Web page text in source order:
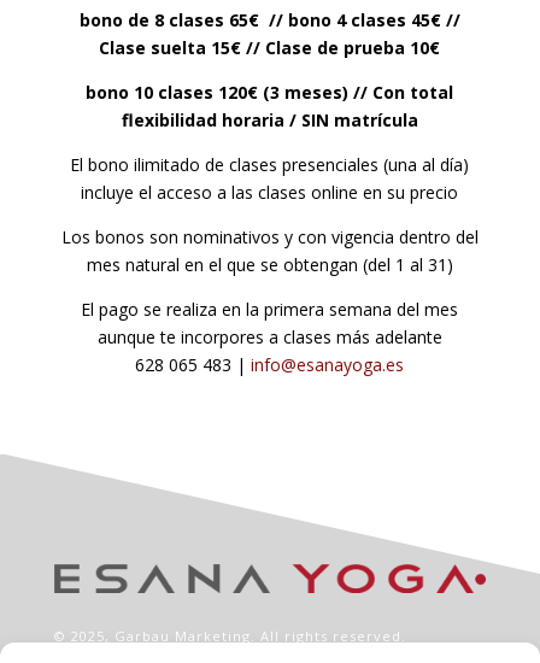
bono de 8 clases 65€ // bono 4 clases 45€ //
Clase suelta 15€ // Clase de prueba 10€
bono 10 clases 120€ (3 meses) // Con total
flexibilidad horaria / SIN matrícula
El bono ilimitado de clases presenciales (una al día)
incluye el acceso a las clases online en su precio
Los bonos son nominativos y con vigencia dentro del
mes natural en el que se obtengan (del 1 al 31)
El pago se realiza en la primera semana del mes
aunque te incorpores a clases más adelante
628 065 483 | info@esanayoga.es
© 2025, Garbau Marketing. All rights reserved.